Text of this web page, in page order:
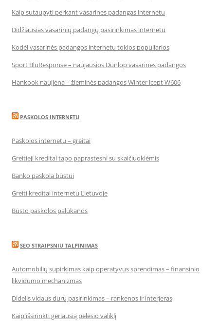
Kaip sutaupyti perkant vasarines padangas internetu
Didžiausias vasarinių padangų pasirinkimas internetu
Kodėl vasarinės padangos internetu tokios populiarios
Sport BluResponse – naujausios Dunlop vasarinės padangos
Hankook naujiena – žieminės padangos Winter icept W606
PASKOLOS INTERNETU
Paskolos internetu – greitai
Greitieji kreditai tapo paprastesni su skaičiuoklėmis
Banko paskola būstui
Greiti kreditai internetu Lietuvoje
Būsto paskolos palūkanos
SEO STRAIPSNIU TALPINIMAS
Automobilių supirkimas kaip operatyvus sprendimas – finansinio
likvidumo mechanizmas
Didelis vidaus durų pasirinkimas – rankenos ir interjeras
Kaip išsirinkti geriausią pelėsio valiklį